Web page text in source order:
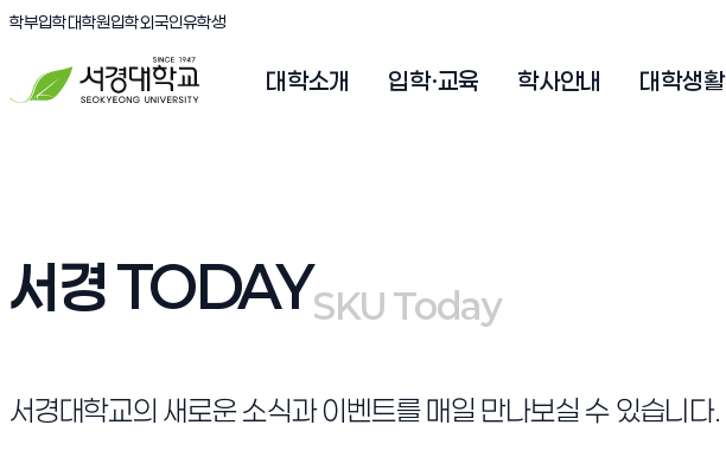
서경대학교
학부입학(새창 열림)
대학원입학(새창 열림)
외국인유학생(새창 열림)
대학소개 입학·교육 학사안내 대학생활
서경 TODAYSKU Today
SKU Today
서경대학교의 새로운 소식과 이벤트를 매일 만나보실 수 있습니다.